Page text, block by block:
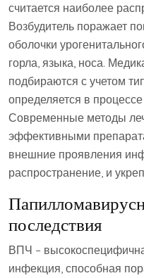
считается наиболее
Возбудитель поражает
оболочки
горла, языка, носа.
подбираются с учетом
определяется в
Современные методы
эффективными
внешние проявления
распространение, и
последствия
ВПЧ –
инфекция, способная